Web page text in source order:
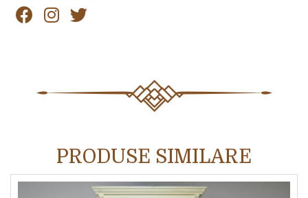
PRODUSE SIMILARE